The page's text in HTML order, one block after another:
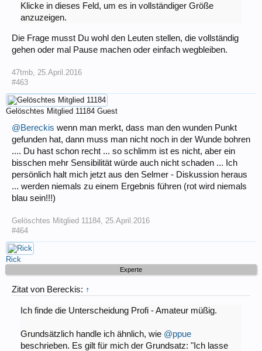
Klicke in dieses Feld, um es in vollständiger Größe
anzuzeigen.
Die Frage musst Du wohl den Leuten stellen, die vollständig
gehen oder mal Pause machen oder einfach wegbleiben.
47tmb 25.April.2016
#463
Gelöschtes Mitglied 11184 Guest
@Bereckis wenn man merkt, dass man den wunden Punkt
gefunden hat, dann muss man nicht noch in der Wunde bohren
.... Du hast schon recht ... so schlimm ist es nicht, aber ein
bisschen mehr Sensibilität würde auch nicht schaden ... Ich
persönlich halt mich jetzt aus den Selmer - Diskussion heraus
... werden niemals zu einem Ergebnis führen (rot wird niemals
blau sein!!!)
Gelöschtes Mitglied 11184 25.April.2016
#464
Rick
Experte
Zitat von Bereckis: ↑
Ich finde die Unterscheidung Profi - Amateur müßig.
Grundsätzlich handle ich ähnlich, wie @ppue
beschrieben. Es gilt für mich der Grundsatz: "Ich lasse